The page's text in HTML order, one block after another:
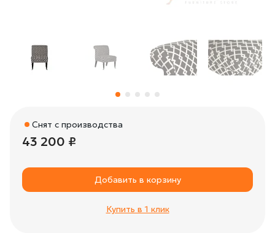
Снят с производства
43 200 ₽
Добавить в корзину
Купить в 1 клик